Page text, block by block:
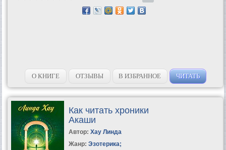
О КНИГЕ ОТЗЫВЫ В ИЗБРАННОЕ ЧИТАТЬ
Как читать хроники
Акаши
Автор: Хау Линда
Жанр: Эзотерика;